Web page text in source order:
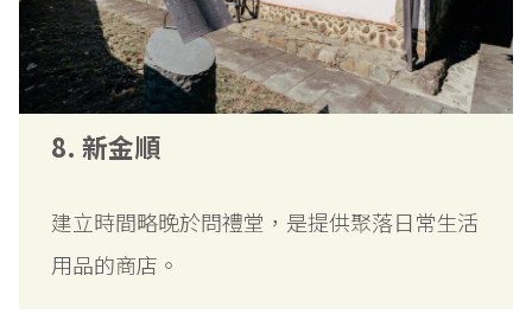
8. 新金順
建立時間略晚於問禮堂，是提供聚落日常生活
用品的商店。